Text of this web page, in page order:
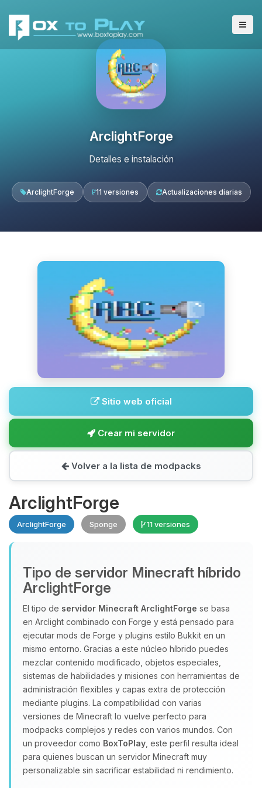
ArclightForge
Detalles e instalación
ArclightForge 11 versiones Actualizaciones diarias
Sitio web oficial
Crear mi servidor
Volver a la lista de modpacks
ArclightForge
ArclightForge Sponge 11 versiones
Tipo de servidor Minecraft híbrido
ArclightForge
El tipo de servidor Minecraft ArclightForge se basa
en Arclight combinado con Forge y está pensado para
ejecutar mods de Forge y plugins estilo Bukkit en un
mismo entorno. Gracias a este núcleo híbrido puedes
mezclar contenido modificado, objetos especiales,
sistemas de habilidades y misiones con herramientas de
administración flexibles y capas extra de protección
mediante plugins. La compatibilidad con varias
versiones de Minecraft lo vuelve perfecto para
modpacks complejos y redes con varios mundos. Con
un proveedor como BoxToPlay , este perfil resulta ideal
para quienes buscan un servidor Minecraft muy
personalizable sin sacrificar estabilidad ni rendimiento.
Yupi, por fin alguien con quien
hablar! Soy Choupy, tu pequeno
asistente de BoxToPlay. Cuentame
que necesitas y moveré mis
pequenos circuitos para ayudarte.
09/08/2026 13:02